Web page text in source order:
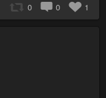
0 0 1